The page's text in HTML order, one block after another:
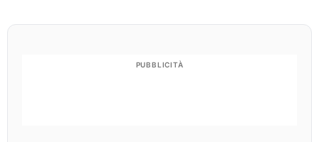
PUBBLICITÀ